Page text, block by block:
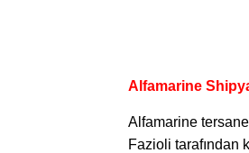
Alfamarine
Alfamarine
Fazioli tarafından